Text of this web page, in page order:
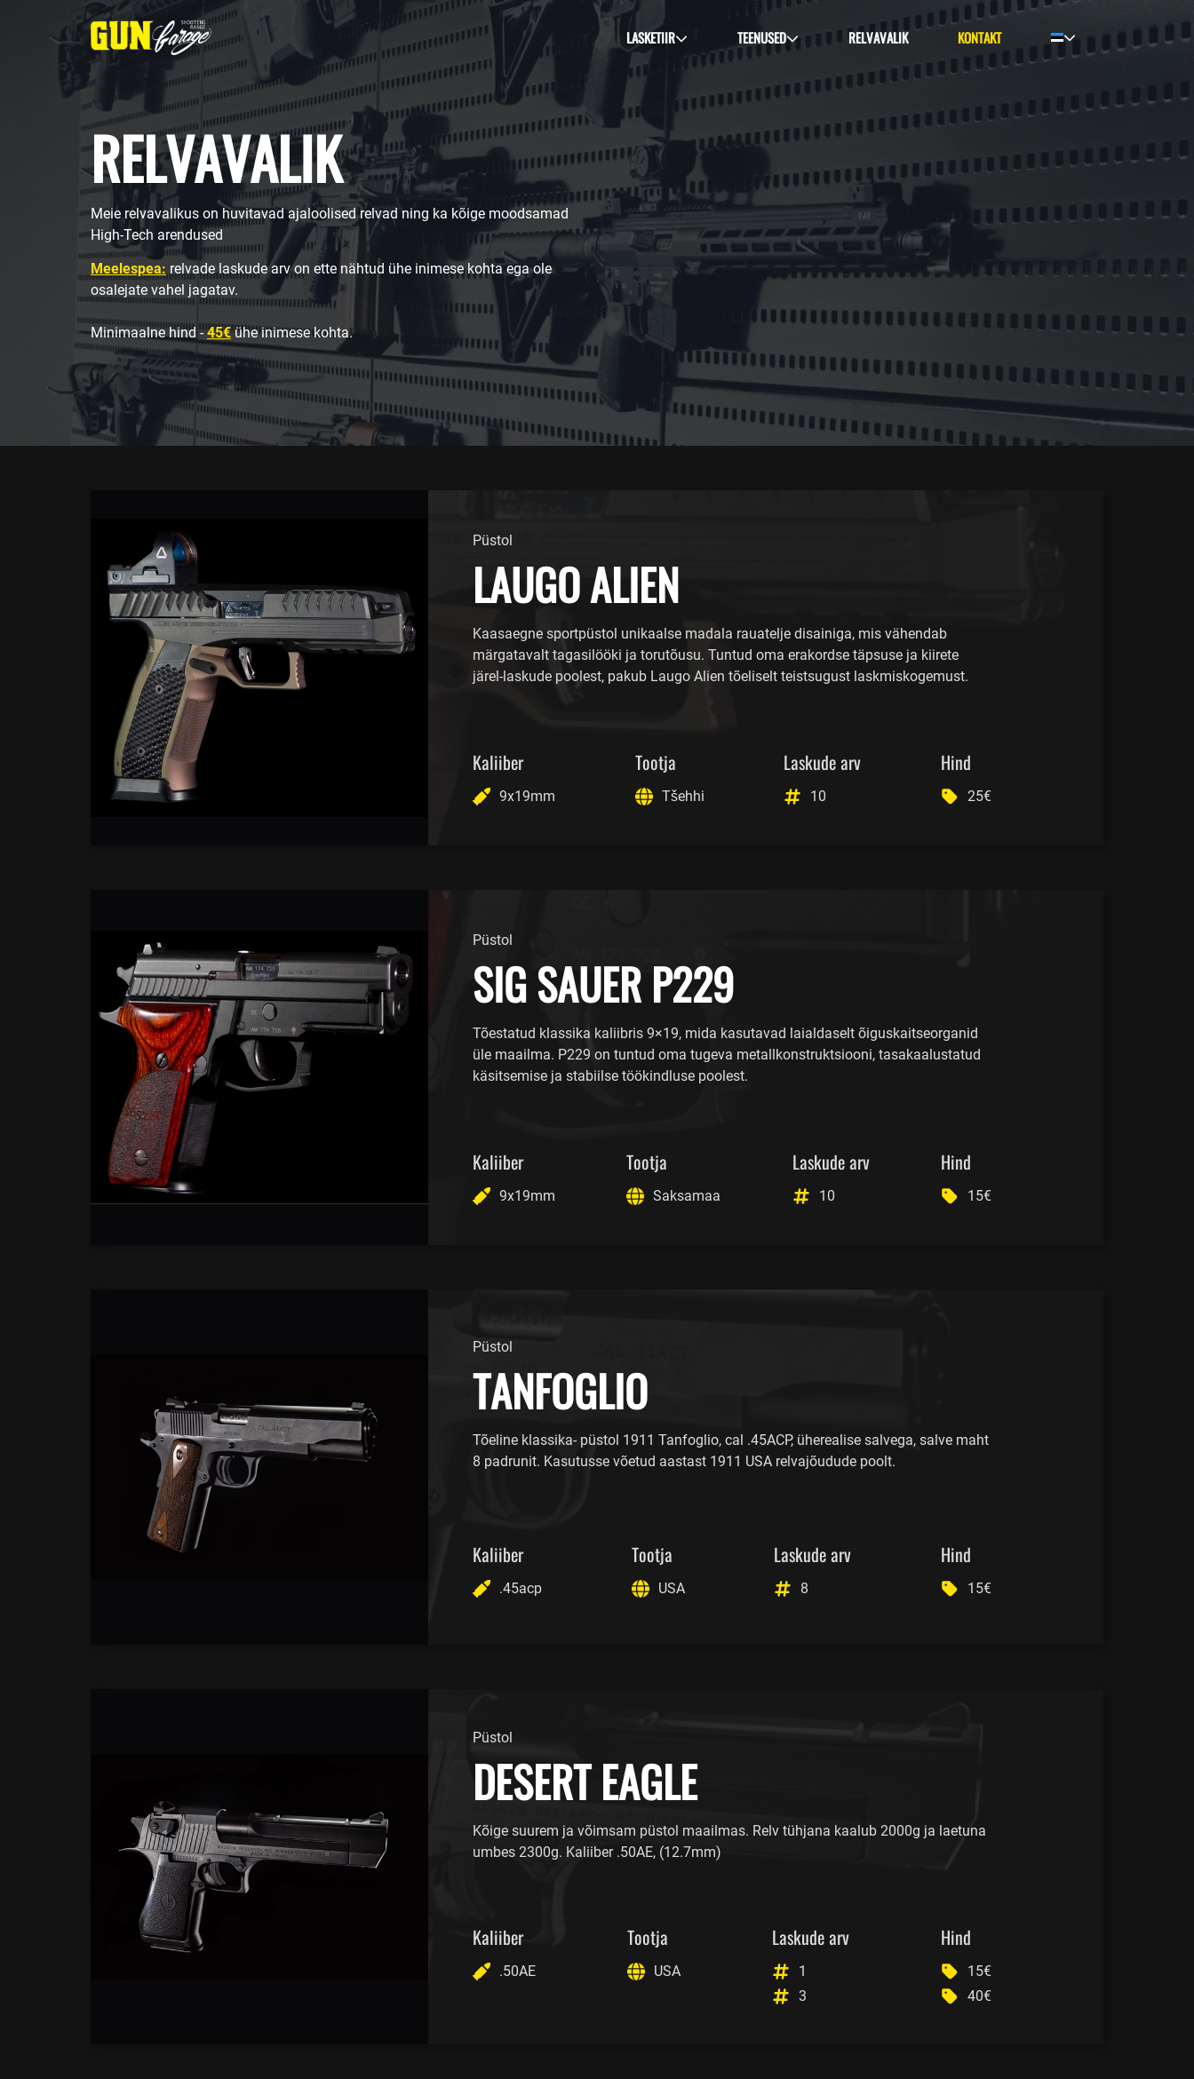
LASKETIIR TEENUSED RELVAVALIK KONTAKT
RELVAVALIK
Meie relvavalikus on huvitavad ajaloolised relvad ning ka kõige moodsamad
High-Tech arendused
Meelespea: relvade laskude arv on ette nähtud ühe inimese kohta ega ole
osalejate vahel jagatav.
Minimaalne hind -45€ühe inimese kohta.
Püstol
LAUGO ALIEN
Kaasaegne sportpüstol unikaalse madala rauatelje disainiga, mis vähendab
märgatavalt tagasilööki ja torutõusu. Tuntud oma erakordse täpsuse ja kiirete
järel-laskude poolest, pakub Laugo Alien tõeliselt teistsugust laskmiskogemust.
Kaliiber
9x19mm
Tootja
Tšehhi
Laskude arv
10
Hind
25€
Püstol
SIG SAUER P229
Tõestatud klassika kaliibris 9×19, mida kasutavad laialdaselt õiguskaitseorganid
üle maailma. P229 on tuntud oma tugeva metallkonstruktsiooni, tasakaalustatud
käsitsemise ja stabiilse töökindluse poolest.
Kaliiber
9x19mm
Tootja
Saksamaa
Laskude arv
10
Hind
15€
Püstol
TANFOGLIO
Tõeline klassika- püstol 1911 Tanfoglio, cal .45ACP, üherealise salvega, salve maht
8 padrunit. Kasutusse võetud aastast 1911 USA relvajõudude poolt.
Kaliiber
.45acp
Tootja
USA
Laskude arv
8
Hind
15€
Püstol
DESERT EAGLE
Kõige suurem ja võimsam püstol maailmas. Relv tühjana kaalub 2000g ja laetuna
umbes 2300g. Kaliiber .50AE, (12.7mm)
Kaliiber
.50AE
Tootja
USA
Laskude arv
1
3
Hind
15€
40€